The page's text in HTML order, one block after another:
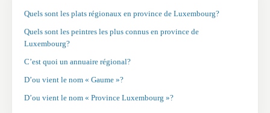
Quels sont les plats régionaux en province de Luxembourg?
Quels sont les peintres les plus connus en province de
Luxembourg?
C’est quoi un annuaire régional?
D’ou vient le nom « Gaume »?
D’ou vient le nom « Province Luxembourg »?